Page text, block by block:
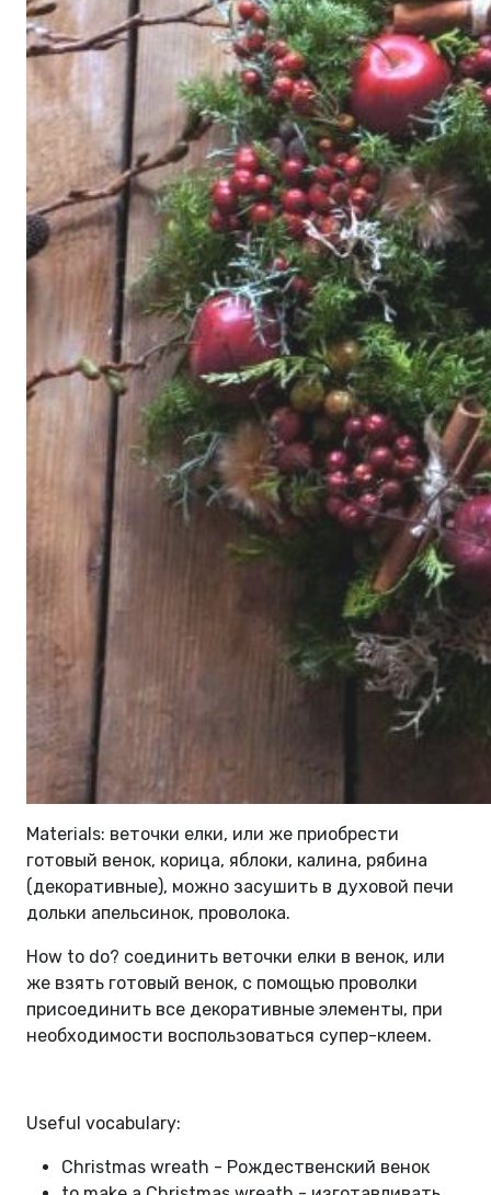
Materials: веточки елки, или же приобрести
готовый венок, корица, яблоки, калина, рябина
(декоративные), можно засушить в духовой печи
дольки апельсинок, проволока.
How to do? соединить веточки елки в венок, или
же взять готовый венок, с помощью проволки
присоединить все декоративные элементы, при
необходимости воспользоваться супер-клеем.
Useful vocabulary:
Christmas wreath - Рождественский венок